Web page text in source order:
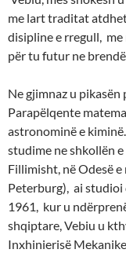
me lart traditat
disipline e rregull,
për tu futur ne
Ne gjimnaz u
Parapëlqente
astronominë e
studime ne shkollën
Fillimisht, në Odesë e
Peterburg), ai
1961, kur u
shqiptare, Vebiu u
Inxhinierisë